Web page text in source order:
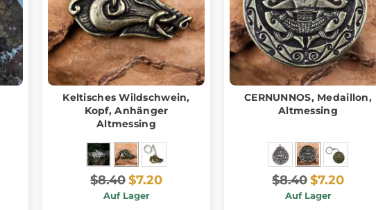
Keltisches Wildschwein,
Kopf, Anhänger
Altmessing
$8.40 $7.20
Auf Lager
CERNUNNOS, Medaillon,
Altmessing
$8.40 $7.20
Auf Lager